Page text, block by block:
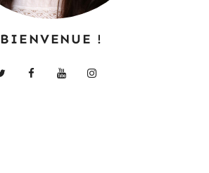
BIENVENUE !